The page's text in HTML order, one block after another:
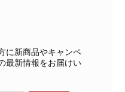
に新商品やキャンペ
最新情報をお届けい